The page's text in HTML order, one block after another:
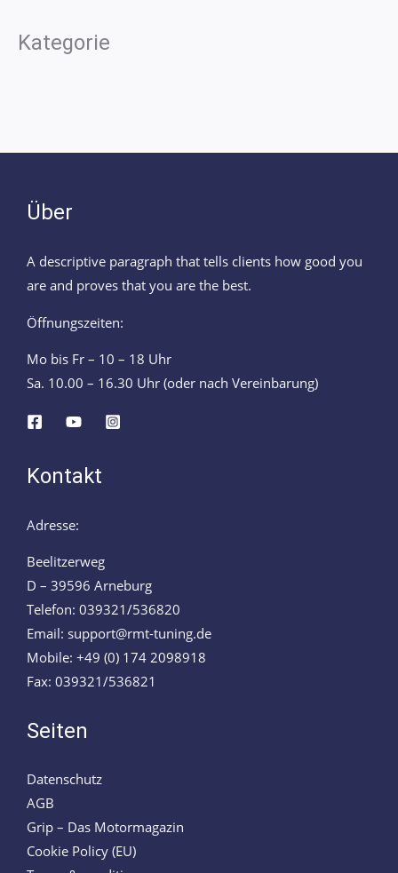
Kategorie
Über
A descriptive paragraph that tells clients how good you
are and proves that you are the best.
Öffnungszeiten:
Mo bis Fr – 10 – 18 Uhr
Sa. 10.00 – 16.30 Uhr (oder nach Vereinbarung)
Kontakt
Adresse:
Beelitzerweg
D – 39596 Arneburg
Telefon: 039321/536820
Email: support@rmt-tuning.de
Mobile: +49 (0) 174 2098918
Fax: 039321/536821
Seiten
Datenschutz
AGB
Grip – Das Motormagazin
Cookie Policy (EU)